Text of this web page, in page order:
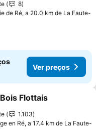
8
de Ré, a 20.0 km de La Faute-
Ver preços
aos favoritos
Flottais
1.103
en Ré, a 17.4 km de La Faute-